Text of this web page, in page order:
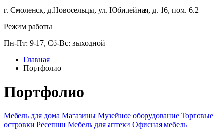
г. Смоленск, д.Новосельцы, ул. Юбилейная, д. 16, пом. 6.2
Режим работы
Пн-Пт: 9-17, Сб-Вс: выходной
Главная
Портфолио
Портфолио
Мебель для дома Магазины Музейное оборудование Торговые
островки Ресепшн Мебель для аптеки Офисная мебель